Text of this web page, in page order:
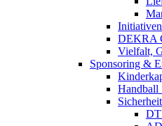
DEKRA
Vielfalt,
Sponsoring &
Handball